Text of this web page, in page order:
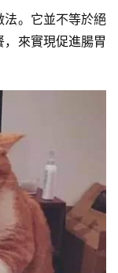
法。它並不等於絕
來實現促進腸胃